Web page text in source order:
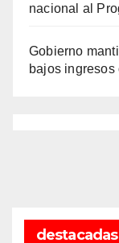
nacional al
Gobierno
bajos
destacadas